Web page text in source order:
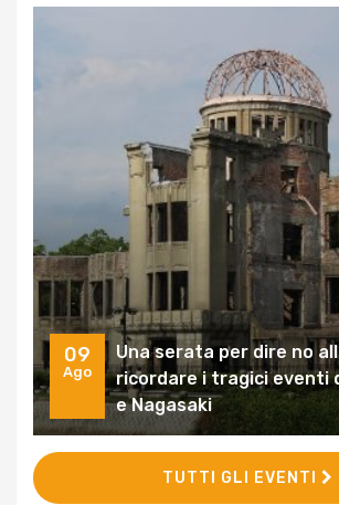
09
Ago
Una serata per dire no
ricordare i tragici eventi
e Nagasaki
TUTTI GLI EVENTI